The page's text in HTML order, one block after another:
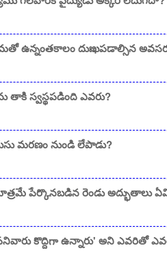
ఉన్నంతకాలం దుఃఖపడాల్సిన
తాకి స్వస్థపడింది ఎవరు?
మరణం నుండి లేపాడు?
పేర్కొనబడిన రెండు అద్భుతాలు
కొద్దిగా ఉన్నారు' అని ఎవరితో